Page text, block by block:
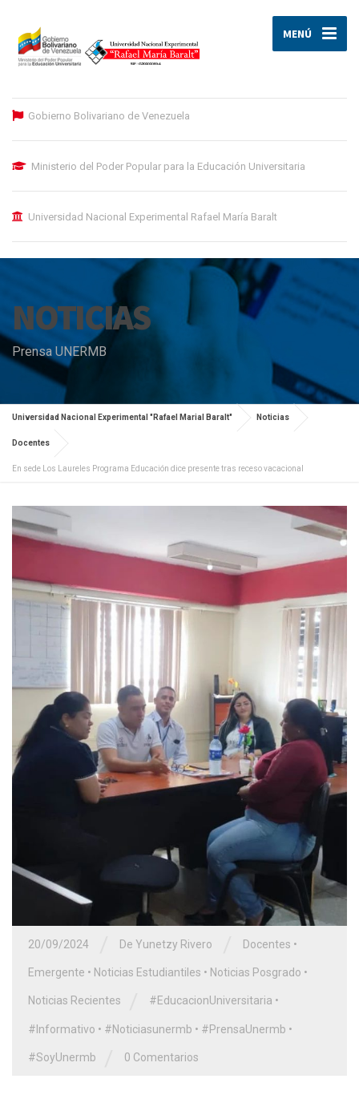
MENÚ
Gobierno Bolivariano de Venezuela
Ministerio del Poder Popular para la Educación Universitaria
Universidad Nacional Experimental Rafael María Baralt
NOTICIAS
Prensa UNERMB
Universidad Nacional Experimental "Rafael Marial Baralt" Noticias
Docentes
En sede Los Laureles Programa Educación dice presente tras receso vacacional
20/09/2024 De Yunetzy Rivero Docentes •
Emergente • Noticias Estudiantiles • Noticias Posgrado •
Noticias Recientes #EducacionUniversitaria •
#Informativo • #Noticiasunermb • #PrensaUnermb •
#SoyUnermb 0 Comentarios